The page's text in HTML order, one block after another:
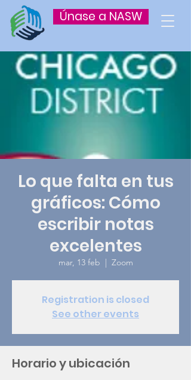
Únase a NASW
Lo que falta en tus
gráficos: Cómo
escribir notas
excelentes
mar, 13 feb
  |
Zoom
Registration is closed
See other events
Horario y ubicación